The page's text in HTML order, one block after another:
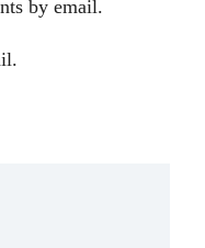
by email.